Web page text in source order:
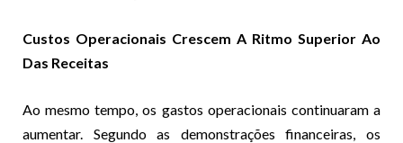
Custos Operacionais Crescem A Ritmo Superior Ao
Das Receitas
Ao mesmo tempo, os gastos operacionais continuaram a
aumentar. Segundo as demonstrações financeiras, os